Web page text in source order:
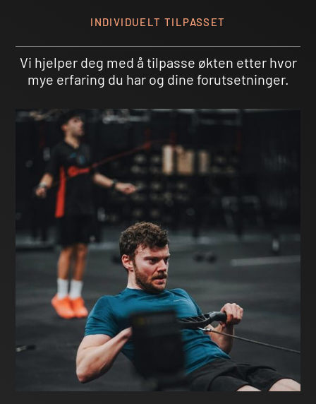
INDIVIDUELT TILPASSET
Vi hjelper deg med å tilpasse økten etter hvor
mye erfaring du har og dine forutsetninger.